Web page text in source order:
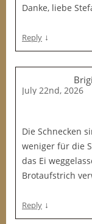
Danke, liebe
Reply ↓
July 22nd, 2026
Die Schnecken
weniger für die
das Ei
Brotaufstrich
Reply ↓